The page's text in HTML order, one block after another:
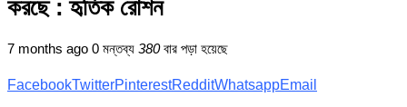
করছে : হৃতিক রোশন
7 months ago 0 মন্তব্য 380বার পড়া হয়েছে
FacebookTwitterPinterestRedditWhatsappEmail